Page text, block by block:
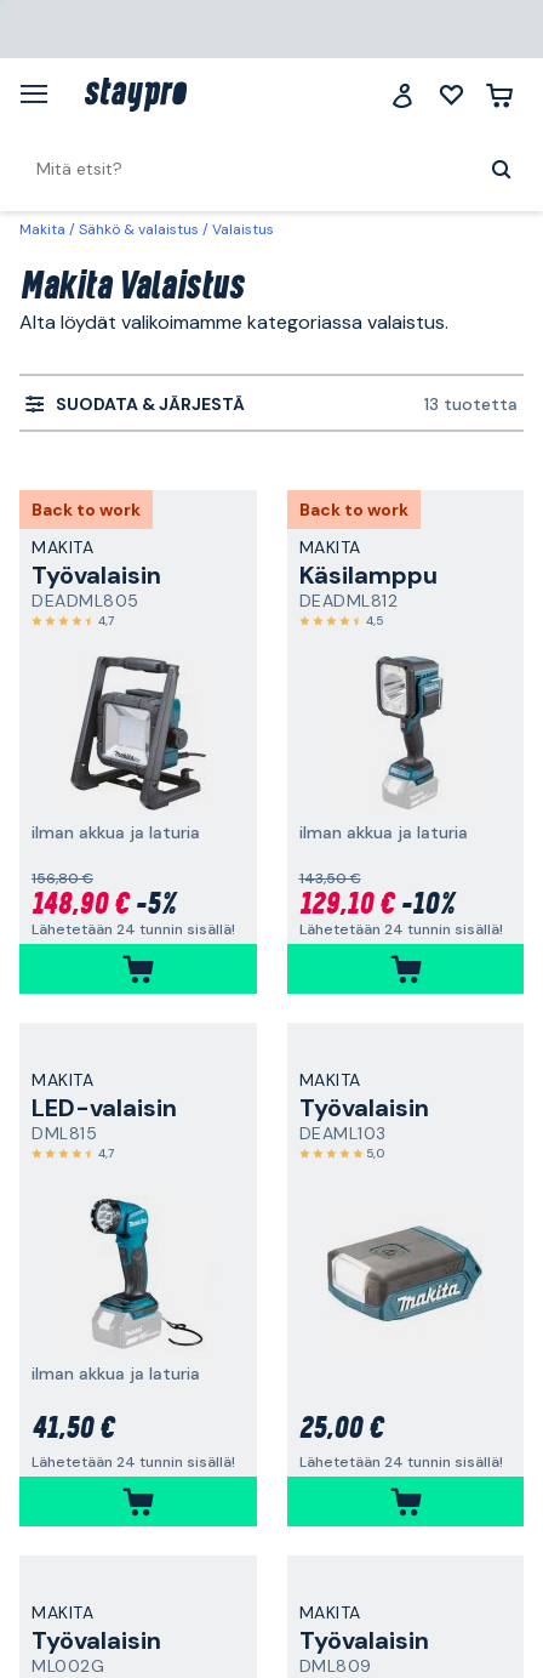
Makita Sähkö & valaistus Valaistus
Makita Valaistus
Alta löydät valikoimamme kategoriassa valaistus.
SUODATA & JÄRJESTÄ 13 tuotetta
Back to work
MAKITA
Työvalaisin
DEADML805
4,7
ilman akkua ja laturia
156,80 €
148,90 €-5%
Lähetetään 24 tunnin sisällä!
Back to work
MAKITA
Käsilamppu
DEADML812
4,5
ilman akkua ja laturia
143,50 €
129,10 €-10%
Lähetetään 24 tunnin sisällä!
MAKITA
LED-valaisin
DML815
4,7
ilman akkua ja laturia
41,50 €
Lähetetään 24 tunnin sisällä!
MAKITA
Työvalaisin
DEAML103
5,0
25,00 €
Lähetetään 24 tunnin sisällä!
MAKITA
Työvalaisin
ML002G
MAKITA
Työvalaisin
DML809